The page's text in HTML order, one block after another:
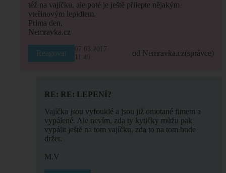
též na vajíčku, ale poté je ještě přilepte nějakým
vteřinovým lepidlem.
Prima den,
Nemravka.cz
Reagovat
07.03.2017
11:49
od Nemravka.cz(správce)
RE: RE: LEPENÍ?
Vajíčka jsou vyfouklé a jsou již omotané fimem a
vypálené. Ale nevím, zda ty kytičky můžu pak
vypálit ještě na tom vajíčku, zda to na tom bude
držet.
M.V